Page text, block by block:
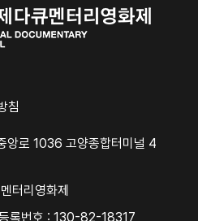
침
앙로 1036 고양종합터미널 4
터리영화제
록번호 : 130-82-18317